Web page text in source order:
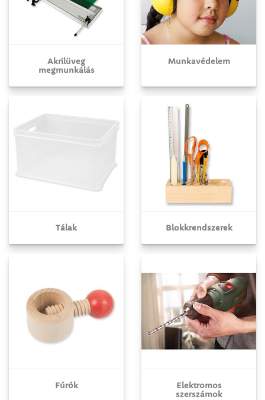
Akrilüveg
megmunkálás
Munkavédelem
Tálak Blokkrendszerek
Fúrók
Elektromos
szerszámok